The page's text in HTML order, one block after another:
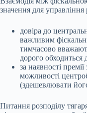
значення для
довіра до
важливим
тимчасово
дорого обходиться
за наявності
можливості
(здешевлювати
Питання розподілу